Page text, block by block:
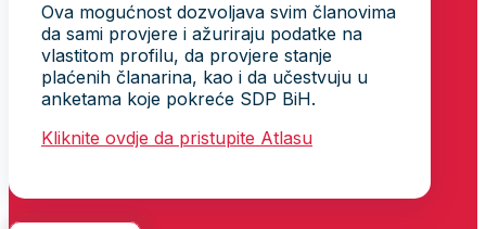
Ova mogućnost dozvoljava svim članovima
da sami provjere i ažuriraju podatke na
vlastitom profilu, da provjere stanje
plaćenih članarina, kao i da učestvuju u
anketama koje pokreće SDP BiH.
Kliknite ovdje da pristupite Atlasu